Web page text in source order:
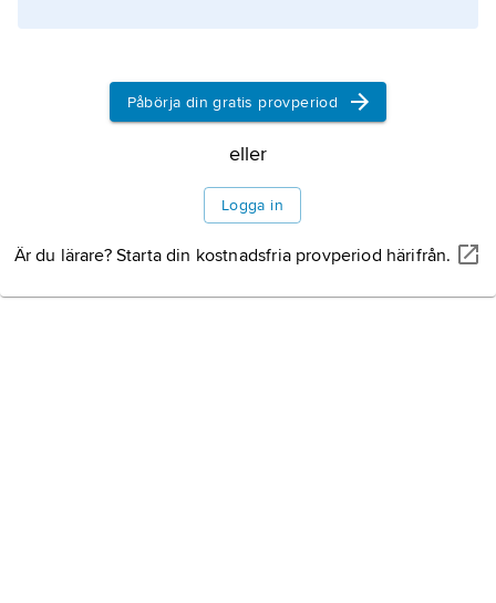
Påbörja din gratis provperiod
eller
Logga in
Är du lärare? Starta din kostnadsfria provperiod härifrån.